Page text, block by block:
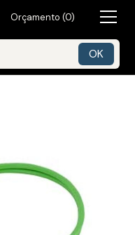
Orçamento (0)